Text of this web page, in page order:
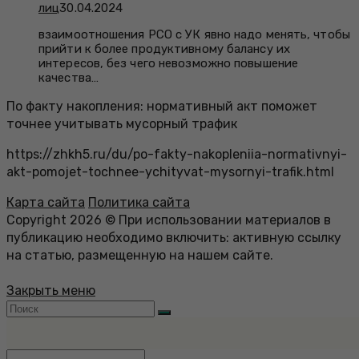
лиц30.04.2024
взаимоотношения РСО с УК явно надо менять, чтобы
прийти к более продуктивному балансу их
интересов, без чего невозможно повышение
качества…
По факту накопления: нормативный акт поможет
точнее учитывать мусорный трафик
https://zhkh5.ru/du/po-fakty-nakopleniia-normativnyi-
akt-pomojet-tochnee-ychityvat-mysornyi-trafik.html
Карта сайта Политика сайта
Copyright 2026 © При использовании материалов в
публикацию необходимо включить: активную ссылку
на статью, размещенную на нашем сайте.
Закрыть меню